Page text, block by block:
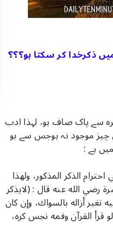
ذکرخدا کر سکتا ہو؟؟؟
سے پاک صاف ہو، لہذا ادب
چیز موجود نہ ہوجس سے بو
ہے :
الذكر المذكور، ولهذا
رضي الله عنه قال : (لايذكر
أزاله بالسواك، وإن كان
قرأ القرآن وفمه نجس كره،